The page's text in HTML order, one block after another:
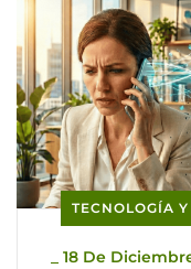
TECNOLOGÍA
18 De